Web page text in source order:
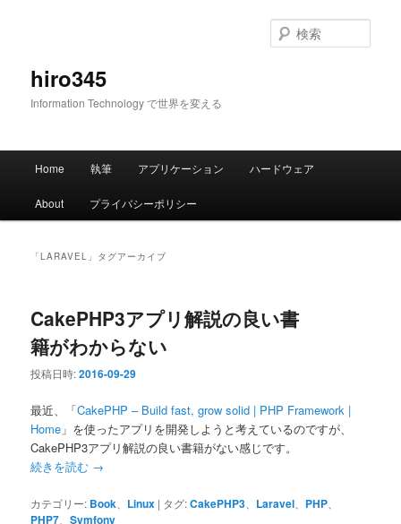
hiro345
Information Technology で世界を変える
索
メ
Home 執筆 アプリケーション ハードウェア
About プライバシーポリシー
「LARAVEL 」タグアーカイブ
CakePHP3アプリ解説の良い書
籍がわからない
投稿日時:2016-09-29
最近、「CakePHP – Build fast, grow solid | PHP Framework |
Home 」を使ったアプリを開発しようと考えているのですが、
CakePHP3アプリ解説の良い書籍がない感じです。
続きを読む →
カテゴリー: Book Linux | タグ:CakePHP3 Laravel PHP
PHP7 、Symfony